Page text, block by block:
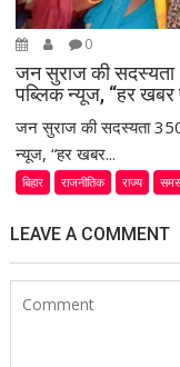
0
जन सुराज की सदस्यता
पब्लिक न्यूज, “हर खबर
जन सुराज की सदस्यता
न्यूज, “हर खबर...
बिहार राजनीतिक राज्य
LEAVE A COMMENT